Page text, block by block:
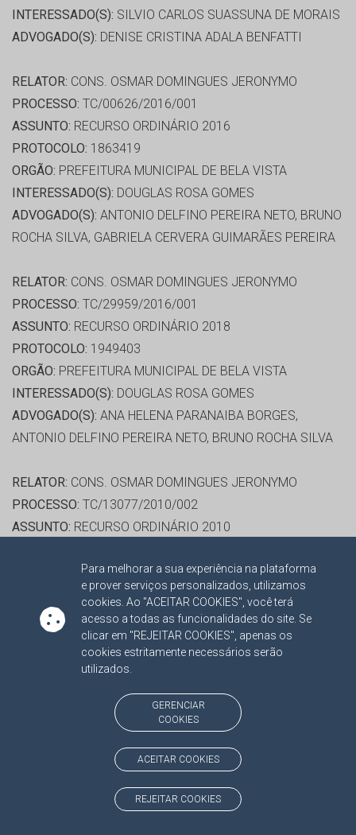
Para melhorar a sua experiência na plataforma
e prover serviços personalizados, utilizamos
cookies. Ao "ACEITAR COOKIES", você terá
acesso a todas as funcionalidades do site. Se
clicar em "REJEITAR COOKIES", apenas os
cookies estritamente necessários serão
utilizados.
GERENCIAR
COOKIES
ACEITAR COOKIES
REJEITAR COOKIES
INTERESSADO(S): SILVIO CARLOS SUASSUNA DE MORAIS
ADVOGADO(S): DENISE CRISTINA ADALA BENFATTI
RELATOR: CONS. OSMAR DOMINGUES JERONYMO
PROCESSO: TC/00626/2016/001
ASSUNTO: RECURSO ORDINÁRIO 2016
PROTOCOLO: 1863419
ORGÃO: PREFEITURA MUNICIPAL DE BELA VISTA
INTERESSADO(S): DOUGLAS ROSA GOMES
ADVOGADO(S): ANTONIO DELFINO PEREIRA NETO, BRUNO
ROCHA SILVA, GABRIELA CERVERA GUIMARÃES PEREIRA
RELATOR: CONS. OSMAR DOMINGUES JERONYMO
PROCESSO: TC/29959/2016/001
ASSUNTO: RECURSO ORDINÁRIO 2018
PROTOCOLO: 1949403
ORGÃO: PREFEITURA MUNICIPAL DE BELA VISTA
INTERESSADO(S): DOUGLAS ROSA GOMES
ADVOGADO(S): ANA HELENA PARANAIBA BORGES,
ANTONIO DELFINO PEREIRA NETO, BRUNO ROCHA SILVA
RELATOR: CONS. OSMAR DOMINGUES JERONYMO
PROCESSO: TC/13077/2010/002
ASSUNTO: RECURSO ORDINÁRIO 2010
AGÊNCIA ESTADUAL DE DEFESA SANITÁRIA
ANIMAL E VEGETAL MS
INTERESSADO(S):MARIA CRISTINA GALVÃO ROSA
ADVOGADO(S):NÃO HÁ
CONS. JERSON DOMINGOS
CONS. JERSON DOMINGOS
TC/11838/2014/001
RECURSO ORDINÁRIO 2016